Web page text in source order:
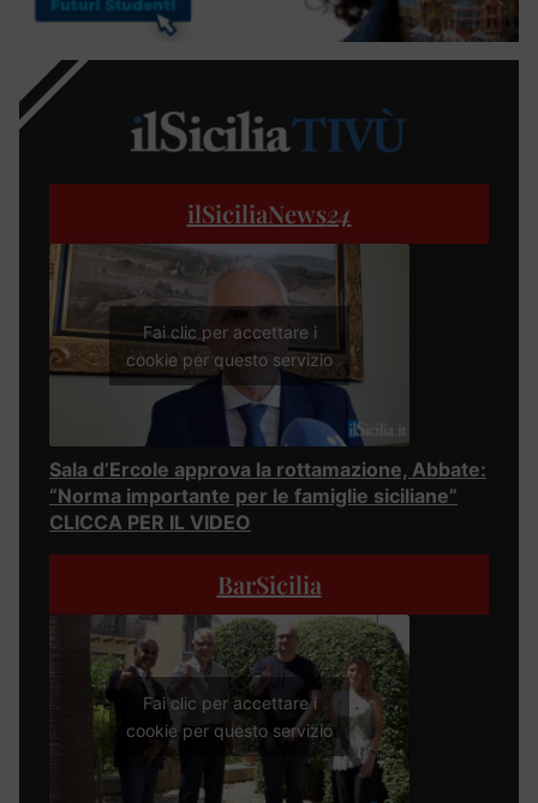
ilSiciliaNews24
Fai clic per accettare i
cookie per questo servizio
Sala d’Ercole approva la rottamazione, Abbate:
“Norma importante per le famiglie siciliane”
CLICCA PER IL VIDEO
BarSicilia
Fai clic per accettare i
cookie per questo servizio